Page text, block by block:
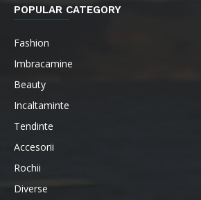
POPULAR CATEGORY
Fashion
Imbracamine
Beauty
Incaltaminte
Tendinte
Accesorii
Rochii
Diverse